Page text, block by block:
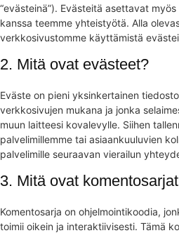
“evästeinä”). Evästeitä asettavat
kanssa teemme yhteistyötä. Alla
verkkosivustomme käyttämistä
2. Mitä ovat evästeet?
Eväste on pieni yksinkertainen
verkkosivujen mukana ja jonka
muun laitteesi kovalevylle. Siihen
palvelimillemme tai asiaankuuluvien
palvelimille seuraavan vierailun
3. Mitä ovat
Komentosarja on ohjelmointikoodia,
toimii oikein ja interaktiivisesti. Tämä